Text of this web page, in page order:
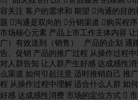
容关注 客户的需求和 期望 沟通的目的
题 沟通是双向的 分销渠道 购买程
市场核心元素 产品上市工作主体内容
广）有效送到（销售） 产品的企划 通
告、促销 产品的推广过程 从操作过程
对人群告知 让人群产生好感 达成感性
么渠道 如何引起注意 适时推销自己 推
程 从操作过程中理解 适合什么人群 如
好感 达成感性消费 市场的定位方式 